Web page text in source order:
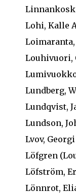
Lohi, Kalle
Loimaranta,
Louhivuori,
Lundberg,
Lundqvist,
Lundson,
Lvov, Georgi
Löfgren
Löfström,
Lönnrot,